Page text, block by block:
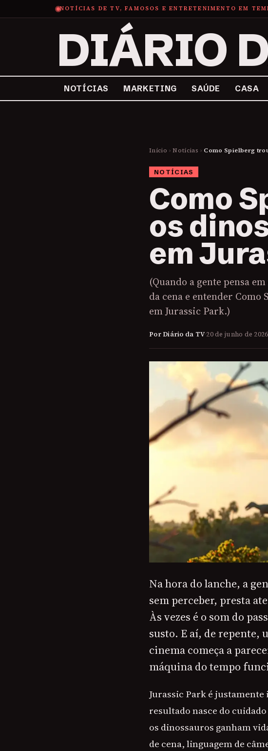
NOTÍCIAS DE TV, FAMOSOS E ENTRETENIMENTO EM
DIÁRIO
NOTÍCIAS MARKETING SAÚDE CASA
Início › Notícias › Como Spielberg
NOTÍCIAS
Como
os
em
(Quando a gente pensa
da cena e entender
em Jurassic Park.)
Por Diário da TV·20 de junho de 2026
Na hora do lanche, a
sem perceber, presta
Às vezes é o som do
susto. E aí, de repente,
cinema começa a
máquina do tempo
Jurassic Park é
resultado nasce do
os dinossauros ganham
de cena, linguagem de